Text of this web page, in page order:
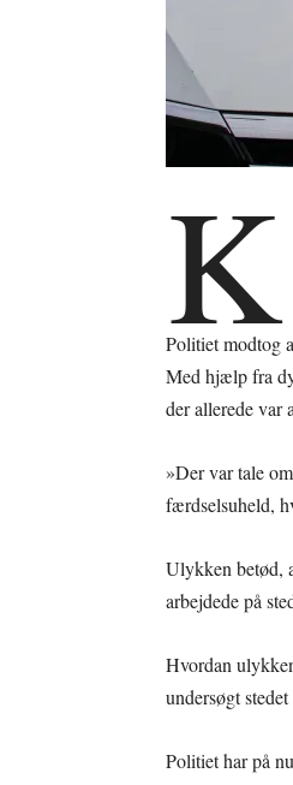
K
Politiet modtog
Med hjælp fra
der allerede var
»Der var tale
færdselsuheld,
Ulykken betød,
arbejdede på
Hvordan
undersøgt
Politiet har på